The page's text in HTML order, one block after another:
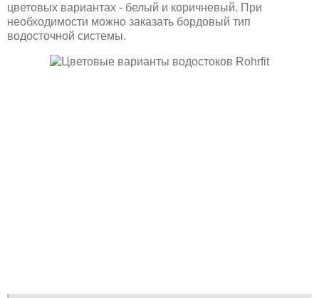
цветовых вариантах - белый и коричневый. При
необходимости можно заказать бордовый тип
водосточной системы.